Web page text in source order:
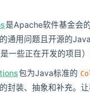
是Apache软件基金会
通用问题且开源的
是一些正在开发的项目
包为Java标准的
封装、抽象和补充。